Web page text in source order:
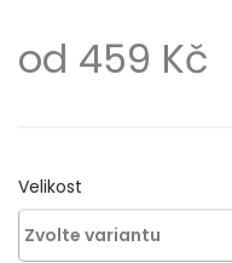
od 459 Kč
Velikost